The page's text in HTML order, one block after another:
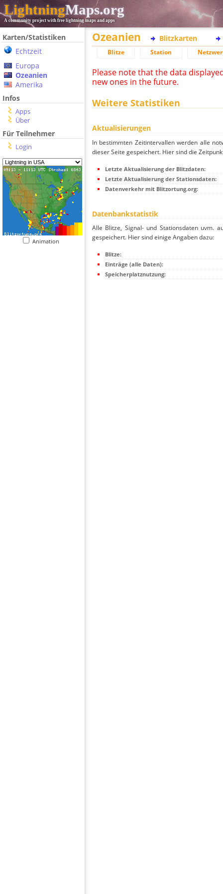
LightningMaps.org
A community project with free lightning maps and apps
Karten/Statistiken
Echtzeit
Europa
Ozeanien
Amerika
Infos
Apps
Über
Für Teilnehmer
Login
Animation
Ozeanien Blitzkarten
Blitze Station
Please note that the data
new ones in the future.
Weitere Statistiken
Aktualisierungen
In bestimmten Zeitintervallen werden alle
dieser Seite gespeichert. Hier sind die
Letzte Aktualisierung der Blitzdaten:
Letzte Aktualisierung der Stationsdaten:
Datenverkehr mit Blitzortung.org:
Datenbankstatistik
Alle Blitze, Signal- und Stationsdaten uvm.
gespeichert. Hier sind einige Angaben dazu:
Blitze:
Einträge (alle Daten):
Speicherplatznutzung: